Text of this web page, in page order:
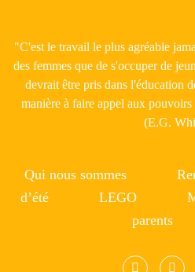
"C'est le travail le plus agréable
des femmes que de s'occuper de
devrait être pris dans l'éducation
manière à faire appel aux
(E.G.
Qui nous sommes
d’été
LEGO
parents